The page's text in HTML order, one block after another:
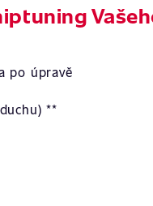
po úpravě
**